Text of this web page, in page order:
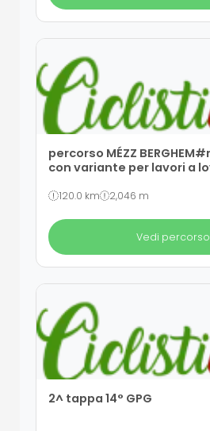
percorso MÉZZ
con variante per lavori a
120.0 km 2,046 m
Vedi percorso
2^ tappa 14° GPG